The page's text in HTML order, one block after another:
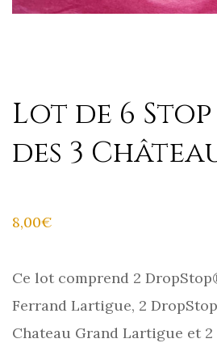
Lot de 6
des 3
8,00€
Ce lot comprend 2
Ferrand Lartigue, 2
Chateau Grand Lartigue et